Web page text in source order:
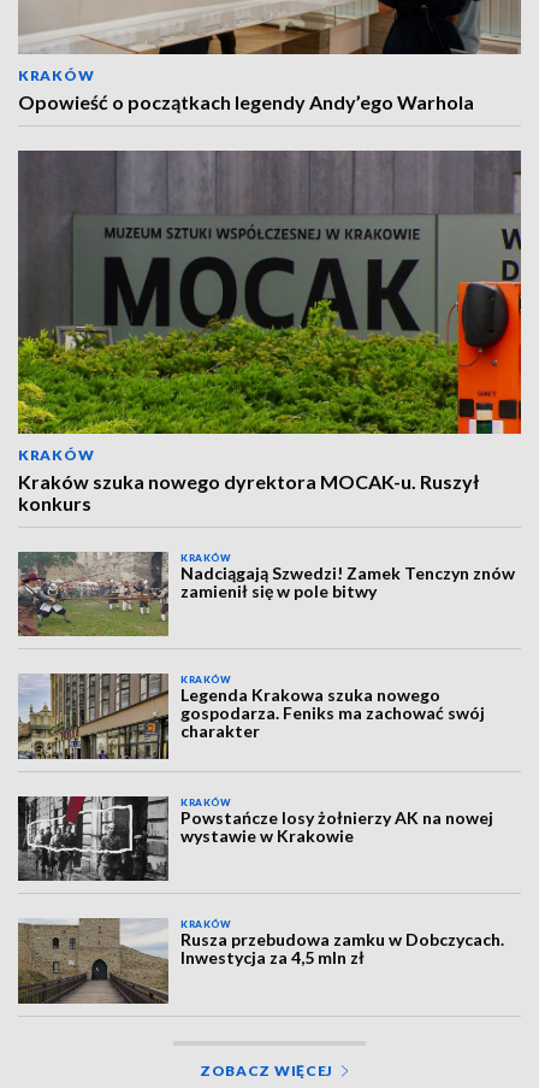
KRAKÓW
Opowieść o początkach legendy Andy’ego Warhola
KRAKÓW
Kraków szuka nowego dyrektora MOCAK-u. Ruszył
konkurs
KRAKÓW
Nadciągają Szwedzi! Zamek Tenczyn znów
zamienił się w pole bitwy
KRAKÓW
Legenda Krakowa szuka nowego
gospodarza. Feniks ma zachować swój
charakter
KRAKÓW
Powstańcze losy żołnierzy AK na nowej
wystawie w Krakowie
KRAKÓW
Rusza przebudowa zamku w Dobczycach.
Inwestycja za 4,5 mln zł
ZOBACZ WIĘCEJ